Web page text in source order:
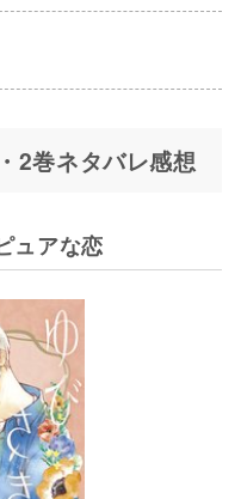
2巻ネタバレ感想
ュアな恋